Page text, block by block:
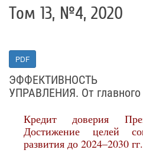
Том 13, №4, 2020
PDF
ЭФФЕКТИВНОСТЬ
УПРАВЛЕНИЯ. От главного
Кредит доверия
Достижение целей
развития до 2024–2030